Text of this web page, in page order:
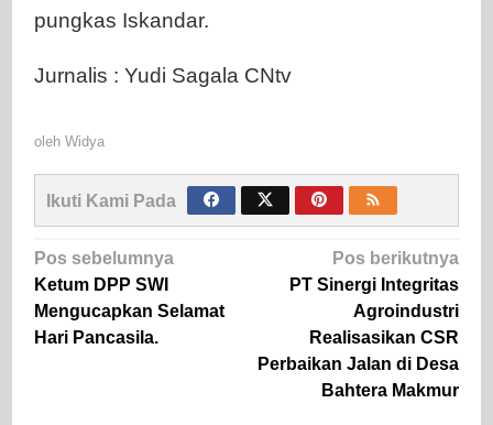
pungkas Iskandar.
Jurnalis : Yudi Sagala CNtv
oleh Widya
Ikuti Kami Pada
Navigasi
pos
Pos sebelumnya
Ketum DPP SWI
Mengucapkan Selamat
Hari Pancasila.
Pos berikutnya
PT Sinergi Integritas
Agroindustri
Realisasikan CSR
Perbaikan Jalan di Desa
Bahtera Makmur